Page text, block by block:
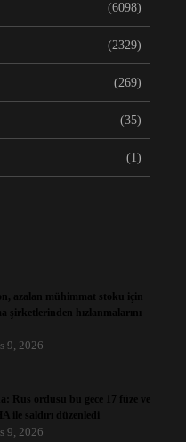
(6098)
(2329)
(269)
(35)
(1)
azalan mühimmat stoku için
şirketlerinden hızlanmalarını
9, 2026
Rus ordusu bu gece 17 füze ve
ile saldırı düzenledi
9, 2026